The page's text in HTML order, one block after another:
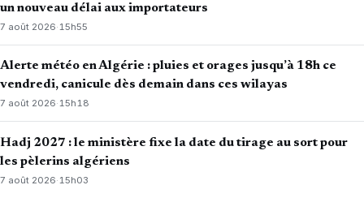
un nouveau délai aux importateurs
7 août 2026· 15h55
Alerte météo en Algérie : pluies et orages jusqu’à 18h ce
vendredi, canicule dès demain dans ces wilayas
7 août 2026·15h18
Hadj 2027 : le ministère fixe la date du tirage au sort pour
les pèlerins algériens
7 août 2026· 15h03